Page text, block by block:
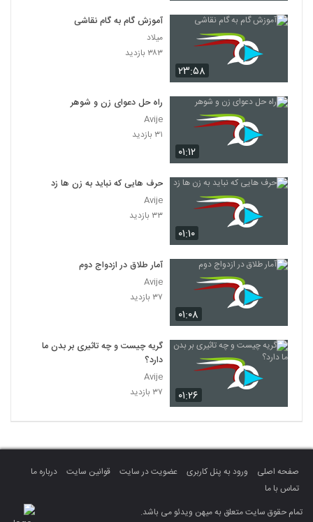
۲۳:۵۸
آموزش گام به گام نقاشی
میلاد
۳۸۳ بازدید
۰۱:۱۲
راه حل دعوای زن و شوهر
Avije
۳۱ بازدید
۰۱:۱۰
حرف هایی که نباید به زن ها زد
Avije
۳۳ بازدید
۰۱:۰۸
آمار طلاق در ازدواج دوم
Avije
۳۷ بازدید
۰۱:۲۶
گریه چیست و چه تاثیری بر بدن ما
دارد؟
Avije
۳۷ بازدید
صفحه اصلی ورود به پنل کاربری عضویت در سایت قوانین سایت
درباره ما
تماس با ما
تمام حقوق سایت متعلق به میهن ویدئو می باشد.